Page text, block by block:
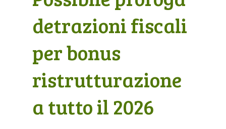
detrazioni fiscali
per bonus
ristrutturazione
a tutto il 2026